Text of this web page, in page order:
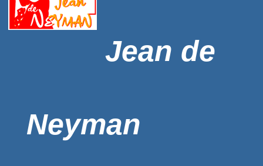
Jean de
Neyman